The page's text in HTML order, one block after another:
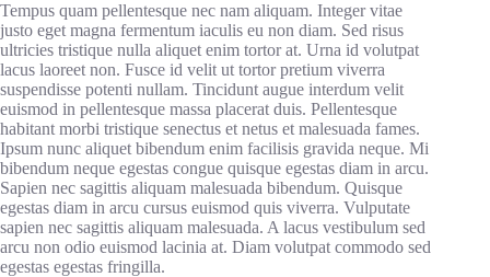
Tempus quam pellentesque nec nam aliquam. Integer vitae
justo eget magna fermentum iaculis eu non diam. Sed risus
ultricies tristique nulla aliquet enim tortor at. Urna id volutpat
lacus laoreet non. Fusce id velit ut tortor pretium viverra
suspendisse potenti nullam. Tincidunt augue interdum velit
euismod in pellentesque massa placerat duis. Pellentesque
habitant morbi tristique senectus et netus et malesuada fames.
Ipsum nunc aliquet bibendum enim facilisis gravida neque. Mi
bibendum neque egestas congue quisque egestas diam in arcu.
Sapien nec sagittis aliquam malesuada bibendum. Quisque
egestas diam in arcu cursus euismod quis viverra. Vulputate
sapien nec sagittis aliquam malesuada. A lacus vestibulum sed
arcu non odio euismod lacinia at. Diam volutpat commodo sed
egestas egestas fringilla.